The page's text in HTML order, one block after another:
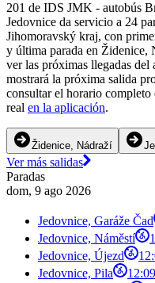
201 de IDS JMK - autobús
Jedovnice da servicio a 24
Jihomoravský kraj, con
y última parada en Židenice,
ver las próximas llegadas del
mostrará la próxima salida
consultar el horario
real en la aplicación.
Židenice, Nádraží
Ver más salidas
Paradas
dom, 9 ago 2026
Jedovnice, Garáže Čad
Jedovnice, Náměstí
Jedovnice, Újezd
Jedovnice, Pila
12:09